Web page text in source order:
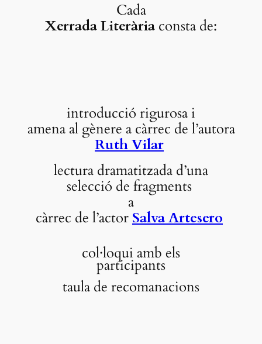
Cada
Xerrada Literària consta de:
introducció rigurosa i
amena al gènere a càrrec de l’autora
Ruth Vilar
lectura dramatitzada d’una
selecció de fragments
a
càrrec de l’actor Salva Artesero
col·loqui amb els
participants
taula de recomanacions